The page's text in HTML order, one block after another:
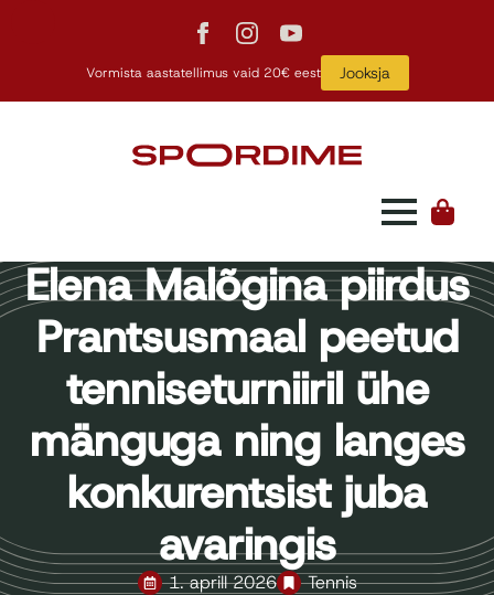
Vormista aastatellimus vaid 20€ eest Jooksja
Elena Malõgina piirdus
Prantsusmaal peetud
tenniseturniiril ühe
mänguga ning langes
konkurentsist juba
avaringis
1. aprill 2026 Tennis